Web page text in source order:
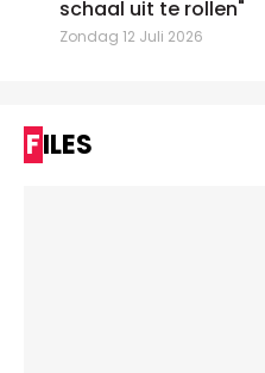
schaal uit te rollen"
Zondag 12 Juli 2026
FILES